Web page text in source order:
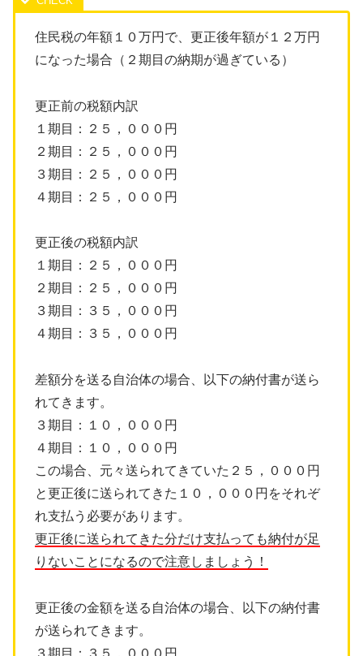
住民税の年額１０万円で、更正後年額が１２万円
になった場合（２期目の納期が過ぎている）
更正前の税額内訳
１期目：２５，０００円
２期目：２５，０００円
３期目：２５，０００円
４期目：２５，０００円
更正後の税額内訳
１期目：２５，０００円
２期目：２５，０００円
３期目：３５，０００円
４期目：３５，０００円
差額分を送る自治体の場合、以下の納付書が送ら
れてきます。
３期目：１０，０００円
４期目：１０，０００円
この場合、元々送られてきていた２５，０００円
と更正後に送られてきた１０，０００円をそれぞ
れ支払う必要があります。
更正後に送られてきた分だけ支払っても納付が足
りないことになるので注意しましょう！
更正後の金額を送る自治体の場合、以下の納付書
が送られてきます。
３期目：３５，０００円